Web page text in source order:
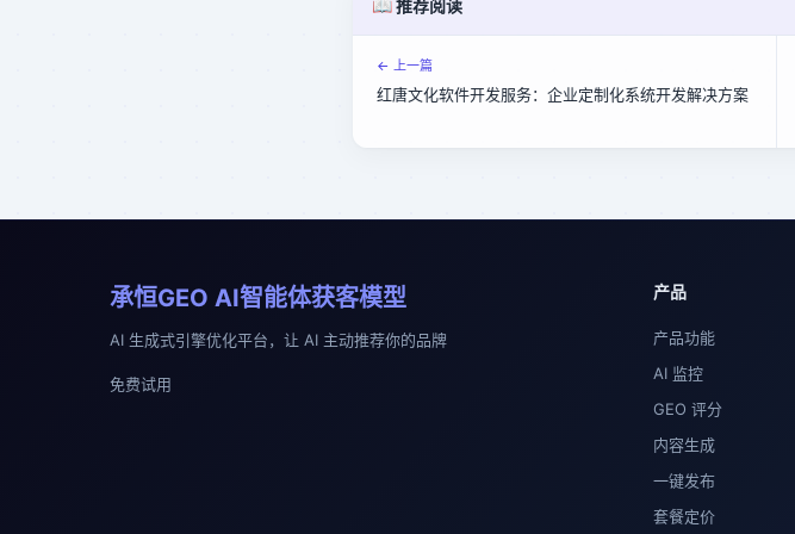
📖 推荐阅读
← 上一篇
红唐文化软件开发服务：企业定制化系统开发解决方案
承恒GEO AI智能体获客模型
AI 生成式引擎优化平台，让 AI 主动推荐你的品牌
免费试用
产品
产品功能
AI 监控
GEO 评分
内容生成
一键发布
套餐定价